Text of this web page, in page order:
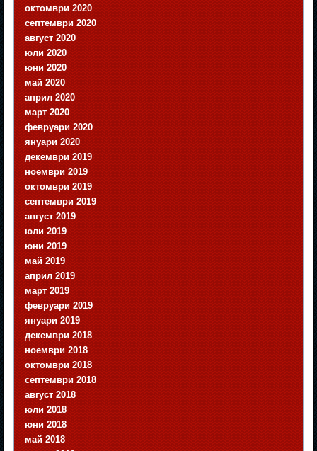
октомври 2020
септември 2020
август 2020
юли 2020
юни 2020
май 2020
април 2020
март 2020
февруари 2020
януари 2020
декември 2019
ноември 2019
октомври 2019
септември 2019
август 2019
юли 2019
юни 2019
май 2019
април 2019
март 2019
февруари 2019
януари 2019
декември 2018
ноември 2018
октомври 2018
септември 2018
август 2018
юли 2018
юни 2018
май 2018